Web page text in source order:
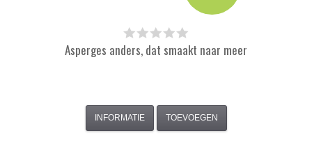
Asperges anders, dat smaakt naar meer
INFORMATIE TOEVOEGEN